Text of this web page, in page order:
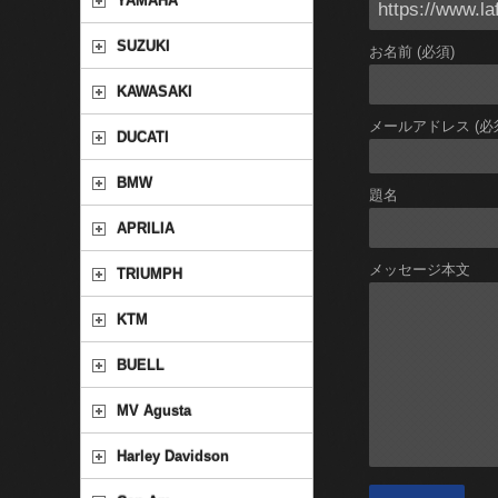
お名前 (必須)
メールアドレス (必
題名
メッセージ本文
SUZUKI
KAWASAKI
DUCATI
BMW
APRILIA
TRIUMPH
KTM
BUELL
MV Agusta
Harley Davidson